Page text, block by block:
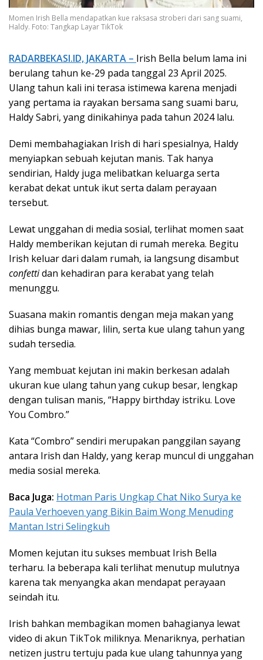
Momen Irish Bella mendapatkan kue raksasa stroberi dari sang suami,
Haldy. Foto: Tangkap Layar TikTok
RADARBEKASI.ID, JAKARTA – Irish Bella belum lama ini
berulang tahun ke-29 pada tanggal 23 April 2025.
Ulang tahun kali ini terasa istimewa karena menjadi
yang pertama ia rayakan bersama sang suami baru,
Haldy Sabri, yang dinikahinya pada tahun 2024 lalu.
Demi membahagiakan Irish di hari spesialnya, Haldy
menyiapkan sebuah kejutan manis. Tak hanya
sendirian, Haldy juga melibatkan keluarga serta
kerabat dekat untuk ikut serta dalam perayaan
tersebut.
Lewat unggahan di media sosial, terlihat momen saat
Haldy memberikan kejutan di rumah mereka. Begitu
Irish keluar dari dalam rumah, ia langsung disambut
confettidan kehadiran para kerabat yang telah
menunggu.
Suasana makin romantis dengan meja makan yang
dihias bunga mawar, lilin, serta kue ulang tahun yang
sudah tersedia.
Yang membuat kejutan ini makin berkesan adalah
ukuran kue ulang tahun yang cukup besar, lengkap
dengan tulisan manis, “Happy birthday istriku. Love
You Combro.”
Kata “Combro” sendiri merupakan panggilan sayang
antara Irish dan Haldy, yang kerap muncul di unggahan
media sosial mereka.
Baca Juga: Hotman Paris Ungkap Chat Niko Surya ke
Paula Verhoeven yang Bikin Baim Wong Menuding
Mantan Istri Selingkuh
Momen kejutan itu sukses membuat Irish Bella
terharu. Ia beberapa kali terlihat menutup mulutnya
karena tak menyangka akan mendapat perayaan
seindah itu.
Irish bahkan membagikan momen bahagianya lewat
video di akun TikTok miliknya. Menariknya, perhatian
netizen justru tertuju pada kue ulang tahunnya yang